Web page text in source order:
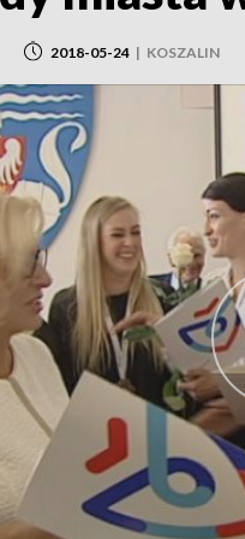
2018-05-24 | KOSZALIN